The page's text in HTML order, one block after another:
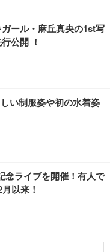
ガール・麻丘真央の1st写
公開 ！
い制服姿や初の水着姿
念ライブを開催！有人で
以来！